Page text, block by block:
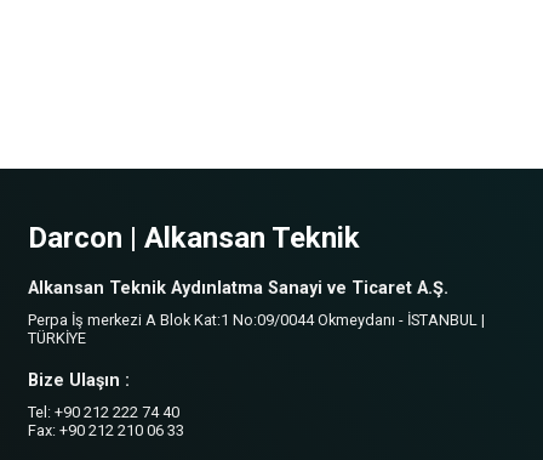
Darcon | Alkansan Teknik
Alkansan Teknik Aydınlatma Sanayi ve Ticaret A.Ş.
Perpa İş merkezi A Blok Kat:1 No:09/0044 Okmeydanı - İSTANBUL |
TÜRKİYE
Bize Ulaşın :
Tel: +90 212 222 74 40
Fax: +90 212 210 06 33